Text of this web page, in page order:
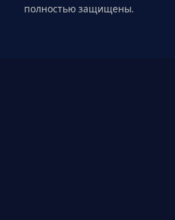
полностью защищены.